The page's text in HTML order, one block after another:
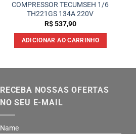
COMPRESSOR TECUMSEH 1/6
TH221GS 134A 220V
R$537,90
ADICIONAR AO CARRINHO
RECEBA NOSSAS OFERTAS
NO SEU E-MAIL
Name